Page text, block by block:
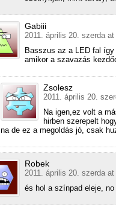
Gabiii
2011. április 20. szerda at
Basszus az a LED fal
amikor a szavazás
Zsolesz
2011. április 20.
Na igen,ez volt a
hirben szerepelt
na de ez a megoldás jó, csak
Robek
2011. április 20. szerda at
és hol a színpad eleje,